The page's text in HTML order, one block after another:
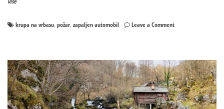
krupa na vrbasu, požar, zapaljen automobil Leave a Commenton
se
vozilo
ispred
manastira
u